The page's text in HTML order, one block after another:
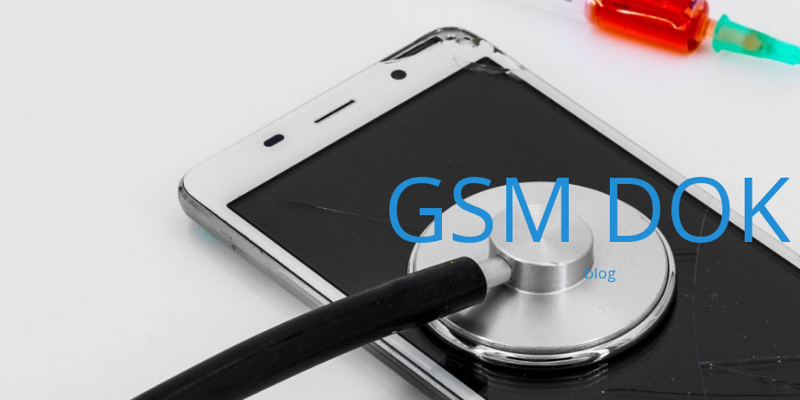
GSM
blog